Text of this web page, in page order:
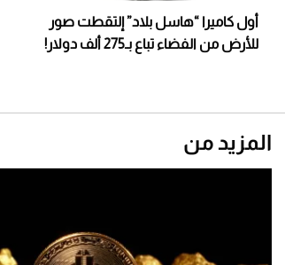
أول كاميرا “هاسل بلاد” إلتقطت صور
للأرض من الفضاء تباع بـ275 ألف دولار!
المزيد من